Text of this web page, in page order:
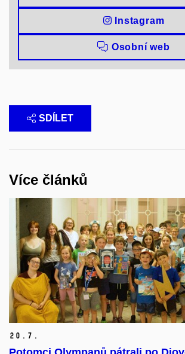
Instagram
Osobní web
SDÍLET
Více článků
20. 7.